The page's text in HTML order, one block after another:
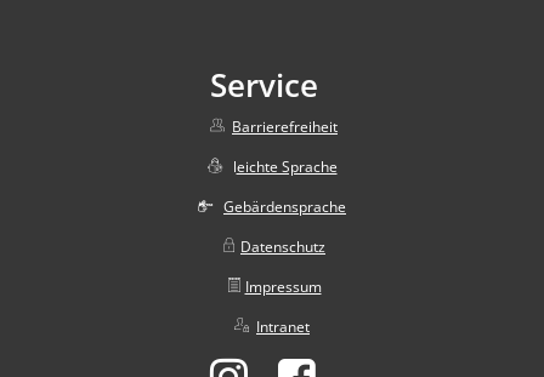
Service
Barrierefreiheit
leichte Sprache
Gebärdensprache
Datenschutz
Impressum
Intranet